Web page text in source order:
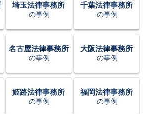
埼玉法律事務所
の事例
千葉法律事務所
の事例
名古屋法律事務所
の事例
大阪法律事務所
の事例
姫路法律事務所
の事例
福岡法律事務所
の事例